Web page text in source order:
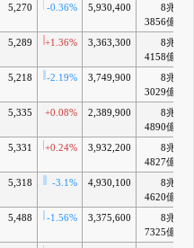
5,270 -0.36% 5,930,400
8兆
3856億
5,289 +1.36% 3,363,300
8兆
4158億
5,218 -2.19% 3,749,900
8兆
3029億
5,335 +0.08% 2,389,900
8兆
4890億
5,331 +0.24% 3,932,200
8兆
4827億
5,318 -3.1% 4,930,100
8兆
4620億
5,488 -1.56% 3,375,600
8兆
7325億